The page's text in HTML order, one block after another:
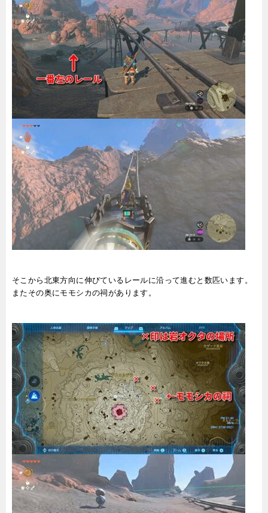
そこから北東方向に伸びているレールに沿って進むと数匹います。
またその奥にモモシカの祠があります。